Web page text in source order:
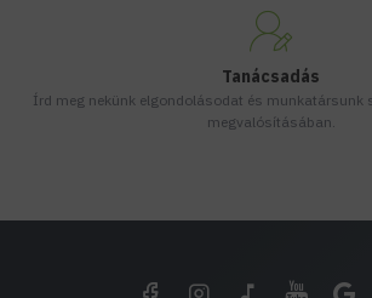
Tanácsadás
Írd meg nekünk elgondolásodat és munkatársunk
megvalósításában.